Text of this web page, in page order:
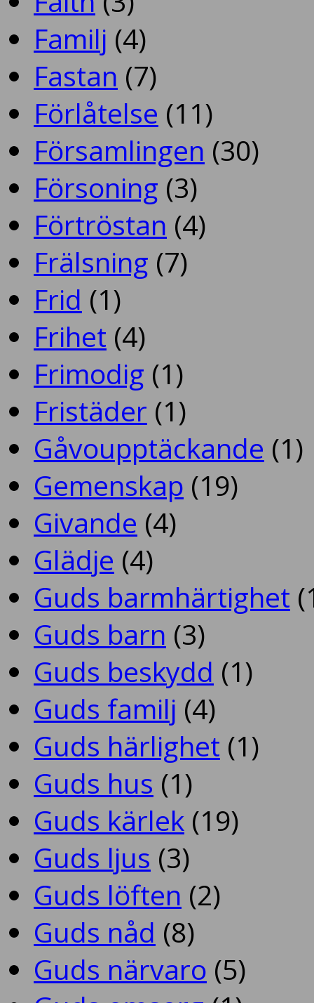
Familj (4)
Fastan (7)
Förlåtelse (11)
Församlingen (30)
Försoning (3)
Förtröstan (4)
Frälsning (7)
Frid (1)
Frihet (4)
Frimodig (1)
Fristäder (1)
Gåvoupptäckande (1)
Gemenskap (19)
Givande (4)
Glädje (4)
Guds barmhärtighet
Guds barn (3)
Guds beskydd (1)
Guds familj (4)
Guds härlighet (1)
Guds hus (1)
Guds kärlek (19)
Guds ljus (3)
Guds löften (2)
Guds nåd (8)
Guds närvaro (5)